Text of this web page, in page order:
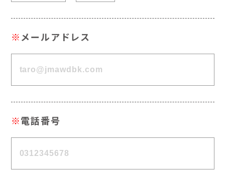
※メールアドレス
※電話番号